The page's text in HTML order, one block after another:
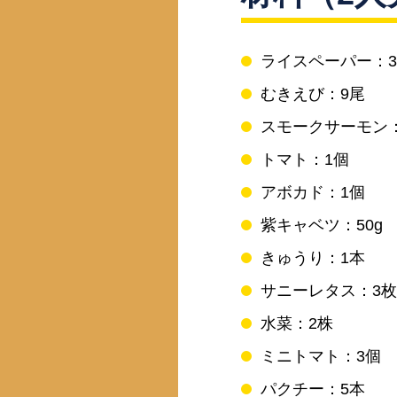
ライスペーパー：
むきえび：9尾
スモークサーモン
トマト：1個
アボカド：1個
紫キャベツ：50g
きゅうり：1本
サニーレタス：3枚
水菜：2株
ミニトマト：3個
パクチー：5本